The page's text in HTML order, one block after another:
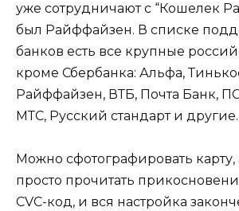
уже сотрудничают с “Кошелек
был Райффайзен. В списке
банков есть все крупные
кроме Сбербанка: Альфа,
Райффайзен, ВТБ, Почта Банк,
МТС, Русский стандарт и другие.
Можно сфотографировать
просто прочитать
CVC-код, и вся настройка